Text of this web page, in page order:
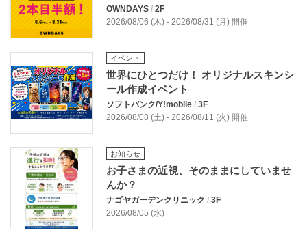
OWNDAYS / 2F
2026/08/06 (木) - 2026/08/31 (月) 開催
イベント
世界にひとつだけ！ オリジナルスキンシ
ール作成イベント
ソフトバンク/Y!mobile / 3F
2026/08/08 (土) - 2026/08/11 (火) 開催
お知らせ
お子さまの近視、そのままにしていませ
んか？
ナゴヤガーデンクリニック / 3F
2026/08/05 (水)